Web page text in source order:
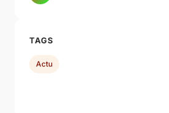
TAGS
Actu